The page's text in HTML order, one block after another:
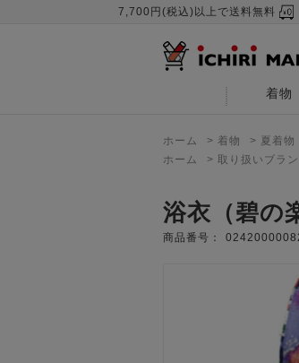
7,700円(税込)以上で送料無料
着物
ホーム > 着物 > 夏着物
ホーム
> 取り扱いブラン
浴衣（碧の
商品番号：